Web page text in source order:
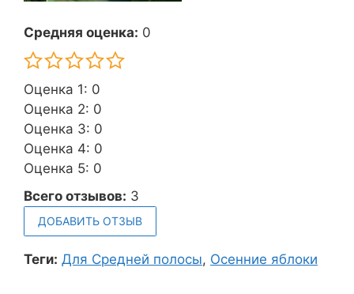
Средняя оценка: 0
Оценка 1: 0
Оценка 2: 0
Оценка 3: 0
Оценка 4: 0
Оценка 5: 0
Всего отзывов: 3
ДОБАВИТЬ ОТЗЫВ
Теги: Для Средней полосы, Осенние яблоки